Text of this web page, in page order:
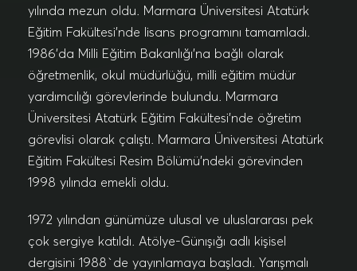
yılında mezun oldu. Marmara Üniversitesi Atatürk
Eğitim Fakültesi’nde lisans programını tamamladı.
1986’da Milli Eğitim Bakanlığı’na bağlı olarak
öğretmenlik, okul müdürlüğü, milli eğitim müdür
yardımcılığı görevlerinde bulundu. Marmara
Üniversitesi Atatürk Eğitim Fakültesi’nde öğretim
görevlisi olarak çalıştı. Marmara Üniversitesi Atatürk
Eğitim Fakültesi Resim Bölümü’ndeki görevinden
1998 yılında emekli oldu.
1972 yılından günümüze ulusal ve uluslararası pek
çok sergiye katıldı. Atölye-Günışığı adlı kişisel
dergisini 1988`de yayınlamaya başladı. Yarışmalı